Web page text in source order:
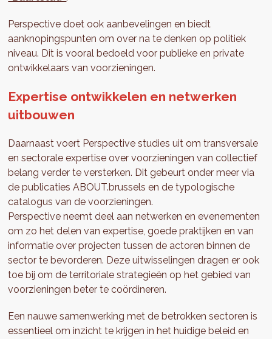
Perspective doet ook aanbevelingen en biedt
aanknopingspunten om over na te denken op politiek
niveau. Dit is vooral bedoeld voor publieke en private
ontwikkelaars van voorzieningen.
Expertise ontwikkelen en netwerken
uitbouwen
Daarnaast voert Perspective studies uit om transversale
en sectorale expertise over voorzieningen van collectief
belang verder te versterken. Dit gebeurt onder meer via
de publicaties ABOUT.brussels en de typologische
catalogus van de voorzieningen.
Perspective neemt deel aan netwerken en evenementen
om zo het delen van expertise, goede praktijken en van
informatie over projecten tussen de actoren binnen de
sector te bevorderen. Deze uitwisselingen dragen er ook
toe bij om de territoriale strategieën op het gebied van
voorzieningen beter te coördineren.
Een nauwe samenwerking met de betrokken sectoren is
essentieel om inzicht te krijgen in het huidige beleid en